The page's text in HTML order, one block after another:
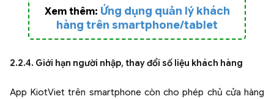
Xem thêm: Ứng dụng quản lý khách
hàng trên smartphone/tablet
2.2.4. Giới hạn người nhập, thay đổi số liệu khách hàng
App KiotViet trên smartphone còn cho phép chủ cửa hàng